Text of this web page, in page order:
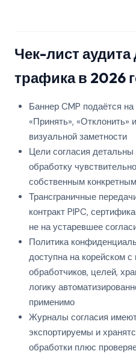
Чек-лист аудита
трафика в 2026
Баннер CMP подаётся
«Принять», «Отклонить»
визуальной заметности
Цели согласия
обработку
собственным
Трансграничные
контракт PIPC,
не на устаревшее
Политика
доступна на корейском
обработчиков, целей,
логику
применимо
Журналы согласия
экспортируемы и
обработки плюс